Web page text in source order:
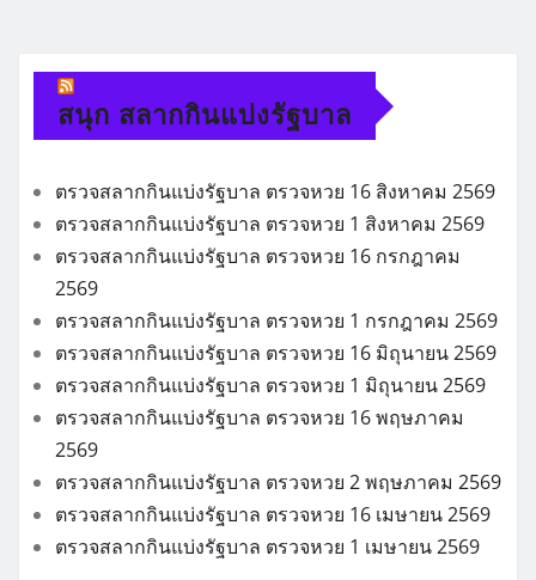
สนุก สลากกินแบ่งรัฐบาล
ตรวจสลากกินแบ่งรัฐบาล ตรวจหวย 16 สิงหาคม 2569
ตรวจสลากกินแบ่งรัฐบาล ตรวจหวย 1 สิงหาคม 2569
ตรวจสลากกินแบ่งรัฐบาล ตรวจหวย 16 กรกฎาคม
2569
ตรวจสลากกินแบ่งรัฐบาล ตรวจหวย 1 กรกฎาคม 2569
ตรวจสลากกินแบ่งรัฐบาล ตรวจหวย 16 มิถุนายน 2569
ตรวจสลากกินแบ่งรัฐบาล ตรวจหวย 1 มิถุนายน 2569
ตรวจสลากกินแบ่งรัฐบาล ตรวจหวย 16 พฤษภาคม
2569
ตรวจสลากกินแบ่งรัฐบาล ตรวจหวย 2 พฤษภาคม 2569
ตรวจสลากกินแบ่งรัฐบาล ตรวจหวย 16 เมษายน 2569
ตรวจสลากกินแบ่งรัฐบาล ตรวจหวย 1 เมษายน 2569